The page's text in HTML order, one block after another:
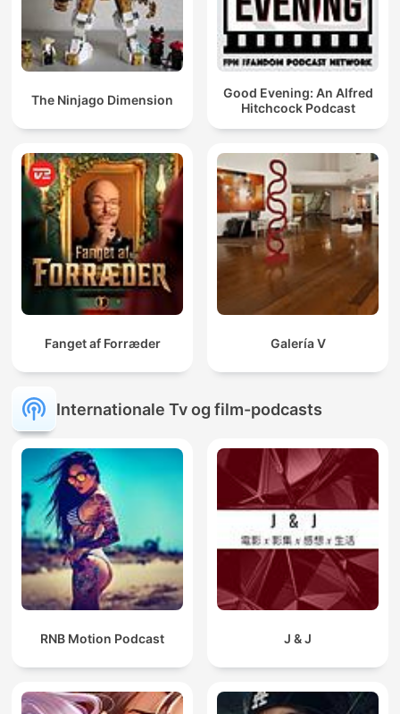
The Ninjago Dimension
Good Evening: An Alfred
Hitchcock Podcast
Fanget af Forræder Galería V
Internationale Tv og film-podcasts
RNB Motion Podcast J & J